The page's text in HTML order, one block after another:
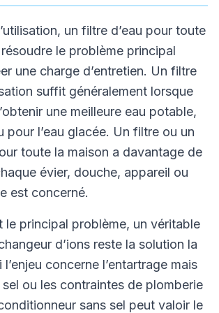
un filtre d’eau pour toute
le problème principal
une charge d’entretien. Un filtre
suffit généralement lorsque
une meilleure eau potable,
pour l’eau glacée. Un filtre ou un
toute la maison a davantage de
évier, douche, appareil ou
est concerné.
le principal problème, un véritable
d’ions reste la solution la
concerne l’entartrage mais
ou les contraintes de plomberie
sans sel peut valoir le